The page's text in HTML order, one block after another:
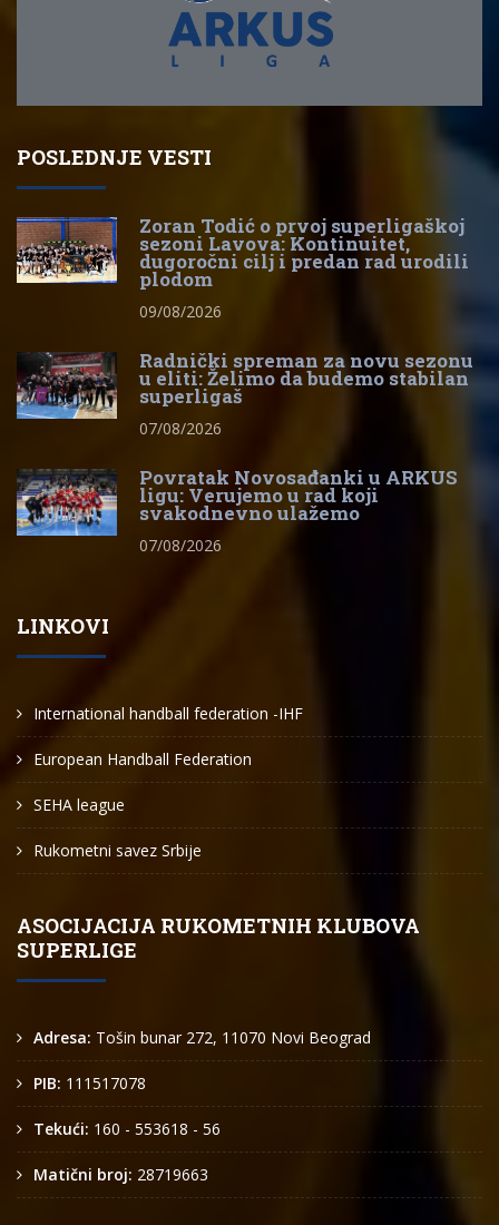
POSLEDNJE VESTI
Zoran Todić o prvoj superligaškoj
sezoni Lavova: Kontinuitet,
dugoročni cilj i predan rad urodili
plodom
09/08/2026
Radnički spreman za novu sezonu
u eliti: Želimo da budemo stabilan
superligaš
07/08/2026
Povratak Novosađanki u ARKUS
ligu: Verujemo u rad koji
svakodnevno ulažemo
07/08/2026
LINKOVI
International handball federation -IHF
European Handball Federation
SEHA league
Rukometni savez Srbije
ASOCIJACIJA RUKOMETNIH KLUBOVA
SUPERLIGE
Adresa: Tošin bunar 272, 11070 Novi Beograd
PIB: 111517078
Tekući: 160 - 553618 - 56
Matični broj: 28719663